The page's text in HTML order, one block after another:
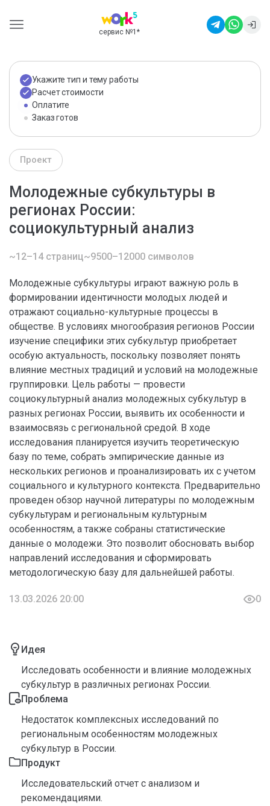
сервис №1 *
Укажите тип и тему работы
Расчет стоимости
Оплатите
Заказ готов
Проект
Молодежные субкультуры в
регионах России:
социокультурный анализ
~12–14 страниц~9500–12000 символов
Молодежные субкультуры играют важную роль в
формировании идентичности молодых людей и
отражают социально-культурные процессы в
обществе. В условиях многообразия регионов России
изучение специфики этих субкультур приобретает
особую актуальность, поскольку позволяет понять
влияние местных традиций и условий на молодежные
группировки. Цель работы — провести
социокультурный анализ молодежных субкультур в
разных регионах России, выявить их особенности и
взаимосвязь с региональной средой. В ходе
исследования планируется изучить теоретическую
базу по теме, собрать эмпирические данные из
нескольких регионов и проанализировать их с учетом
социального и культурного контекста. Предварительно
проведен обзор научной литературы по молодежным
субкультурам и региональным культурным
особенностям, а также собраны статистические
данные о молодежи. Это позволит обосновать выбор
направлений исследования и сформировать
методологическую базу для дальнейшей работы.
13.03.2026 20:00 0
Идея
Исследовать особенности и влияние молодежных
субкультур в различных регионах России.
Проблема
Недостаток комплексных исследований по
региональным особенностям молодежных
субкультур в России.
Продукт
Исследовательский отчет с анализом и
рекомендациями.